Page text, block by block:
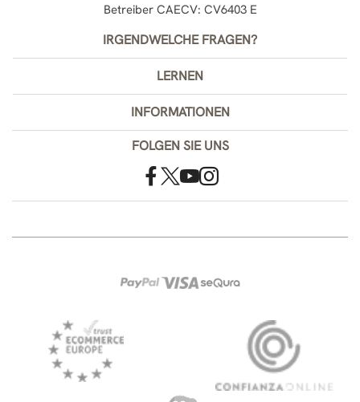
Betreiber CAECV: CV6403 E
IRGENDWELCHE FRAGEN?
LERNEN
INFORMATIONEN
FOLGEN SIE UNS